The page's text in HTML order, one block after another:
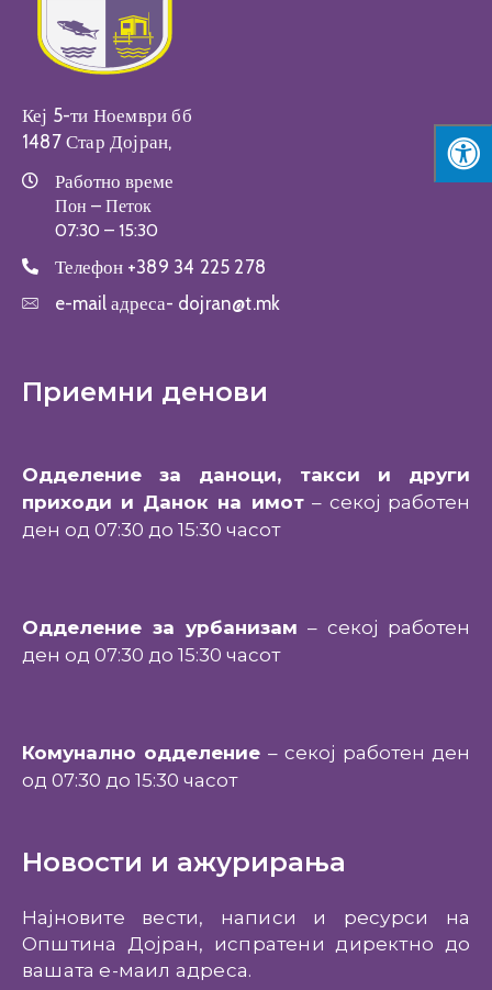
Кеј 5-ти Ноември бб
1487 Стар Дојран,
Работно време
Пон – Петок
07:30 – 15:30
Телефон +389 34 225 278
e-mail адреса- dojran@t.mk
Приемни денови
Одделение за даноци, такси и други
приходи и Данок на имот– секој работен
ден од 07:30 до 15:30 часот
Одделение за урбанизам – секој работен
ден од 07:30 до 15:30 часот
Комунално одделение – секој работен ден
од 07:30 до 15:30 часот
Новости и ажурирања
Најновите вести, написи и ресурси на
Општина Дојран, испратени директно до
вашата е-маил адреса.